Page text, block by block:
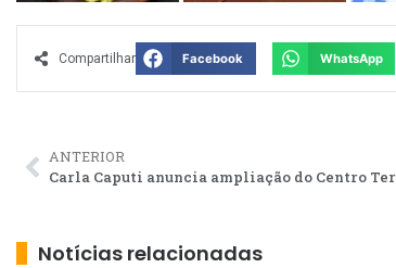
Compartilhar Facebook WhatsApp
ANTERIOR
Notícias relacionadas